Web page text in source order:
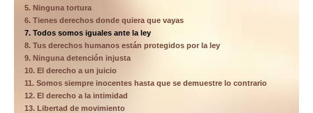
5. Ninguna tortura
6. Tienes derechos donde quiera que vayas
7. Todos somos iguales ante la ley
8. Tus derechos humanos están protegidos por la ley
9. Ninguna detención injusta
10. El derecho a un juicio
11. Somos siempre inocentes hasta que se demuestre lo contrario
12. El derecho a la intimidad
13. Libertad de movimiento